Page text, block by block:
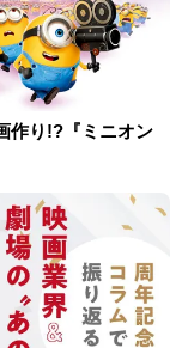
作り!?『ミニオン